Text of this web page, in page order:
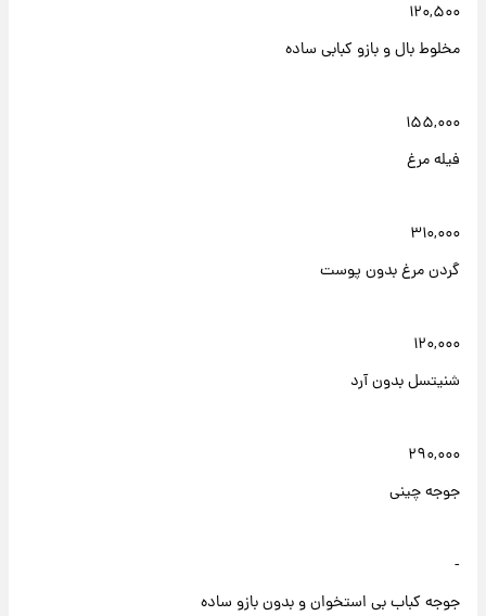
۱۲۰,۵۰۰
مخلوط بال و بازو کبابی ساده
۱۵۵,۰۰۰
فیله مرغ
۳۱۰,۰۰۰
گردن مرغ بدون پوست
۱۲۰,۰۰۰
شنیتسل بدون آرد
۲۹۰,۰۰۰
جوجه چینی
-
جوجه کباب بی استخوان و بدون بازو ساده